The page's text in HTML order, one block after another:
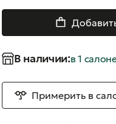
В наличии:в 1
Примерить в